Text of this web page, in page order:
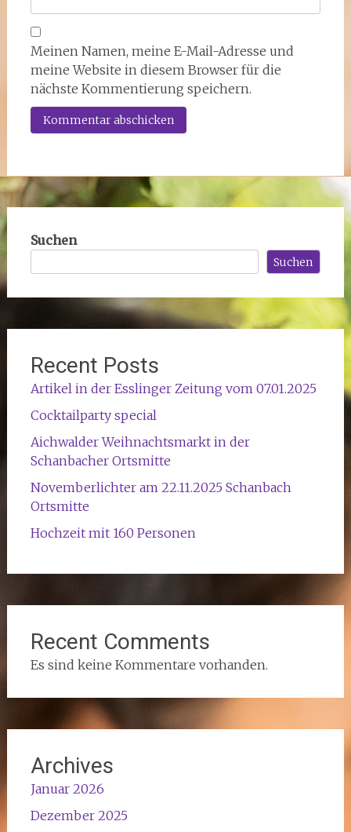
Meinen Namen, meine E-Mail-Adresse und
meine Website in diesem Browser für die
nächste Kommentierung speichern.
Suchen
Suchen
Recent Posts
Artikel in der Esslinger Zeitung vom 07.01.2025
Cocktailparty special
Aichwalder Weihnachtsmarkt in der
Schanbacher Ortsmitte
Novemberlichter am 22.11.2025 Schanbach
Ortsmitte
Hochzeit mit 160 Personen
Recent Comments
Es sind keine Kommentare vorhanden.
Archives
Januar 2026
Dezember 2025